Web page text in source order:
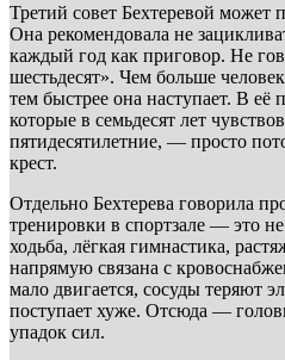
Третий совет Бехтеревой может
Она рекомендовала не
каждый год как приговор. Не
шестьдесят». Чем больше
тем быстрее она наступает. В
которые в семьдесят лет
пятидесятилетние, — просто
крест.
Отдельно Бехтерева говорила
тренировки в спортзале — это
ходьба, лёгкая гимнастика,
напрямую связана с
мало двигается, сосуды теряют
поступает хуже. Отсюда —
упадок сил.